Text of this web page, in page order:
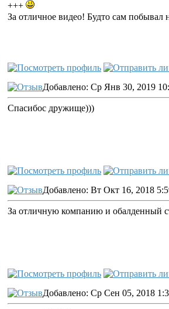
+++
За отличное видео! Будто сам побывал
Добавлено: Ср Янв 30, 2019
Спасибос дружище)))
Добавлено: Вт Окт 16, 2018
За отличную компанию и обалденный
Добавлено: Ср Сен 05, 2018